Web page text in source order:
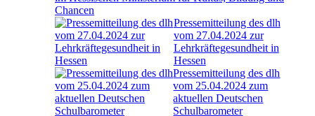
Chancen
Pressemitteilung des dlh
vom 27.04.2024 zur
Lehrkräftegesundheit in
Hessen
Pressemitteilung des dlh
vom 25.04.2024 zum
aktuellen Deutschen
Schulbarometer